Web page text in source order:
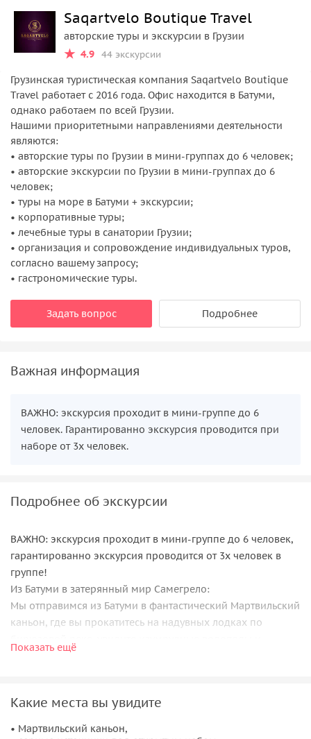
Saqartvelo Boutique Travel
авторские туры и экскурсии в Грузии
4.9 44 экскурсии
Грузинская туристическая компания Saqartvelo Boutique
Travel работает с 2016 года. Офис находится в Батуми,
однако работаем по всей Грузии.
Нашими приоритетными направлениями деятельности
являются:
• авторские туры по Грузии в мини-группах до 6 человек;
• авторские экскурсии по Грузии в мини-группах до 6
человек;
• туры на море в Батуми + экскурсии;
• корпоративные туры;
• лечебные туры в санатории Грузии;
• организация и сопровождение индивидуальных туров,
согласно вашему запросу;
• гастрономические туры.
Задать вопрос Подробнее
Важная информация
ВАЖНО: экскурсия проходит в мини-группе до 6
человек. Гарантированно экскурсия проводится при
наборе от 3х человек.
Подробнее об экскурсии
ВАЖНО: экскурсия проходит в мини-группе до 6 человек,
гарантированно экскурсия проводится от 3х человек в
группе!
Из Батуми в затерянный мир Самегрело:
Мы отправимся из Батуми в фантастический Мартвильский
каньон, где вы прокатитесь на надувных лодках по
прикоснетесь к настоящим следам динозавров. После
— абсолютный релакс в природном СПА на горячих
серных источниках.
Показать ещё
Какие места вы увидите
• Мартвильский каньон,